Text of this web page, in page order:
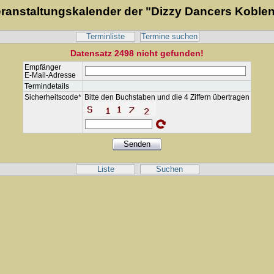
der "Dizzy Dancers
Terminliste Termine suchen
Datensatz 2498 nicht gefunden!
Empfänger
E-Mail-Adresse
Termindetails
Sicherheitscode* Bitte den Buchstaben und die 4 Ziffern übertragen
Liste Suchen